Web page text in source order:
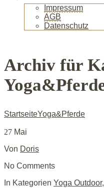
Impressum
AGB
Datenschutz
Archiv für
StartseiteYoga&Pferde
27 Mai
Von Doris
No Comments
In Kategorien Yoga Outdoor,